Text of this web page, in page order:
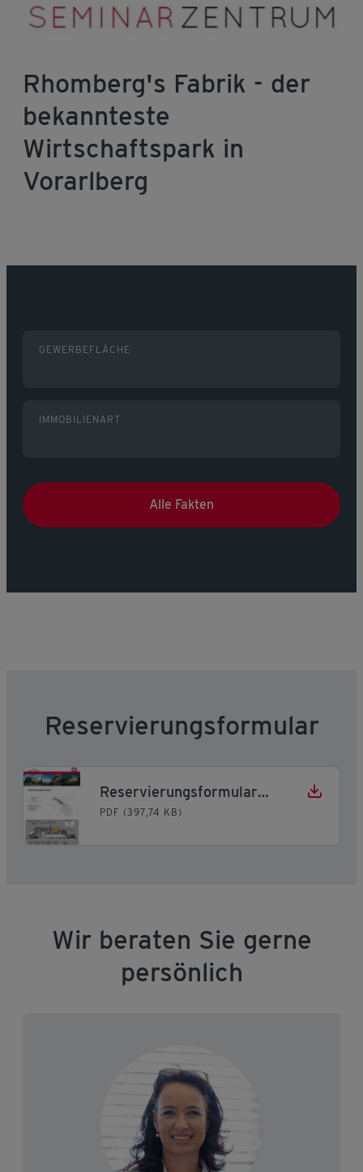
Rhomberg's Fabrik - der
bekannteste
Wirtschaftspark in
Vorarlberg
GEWERBEFLÄCHE
IMMOBILIENART
Alle Fakten
Reservierungsformular
Reservierungsformular Seminarraum
PDF (397,74 KB)
Wir beraten Sie gerne
persönlich